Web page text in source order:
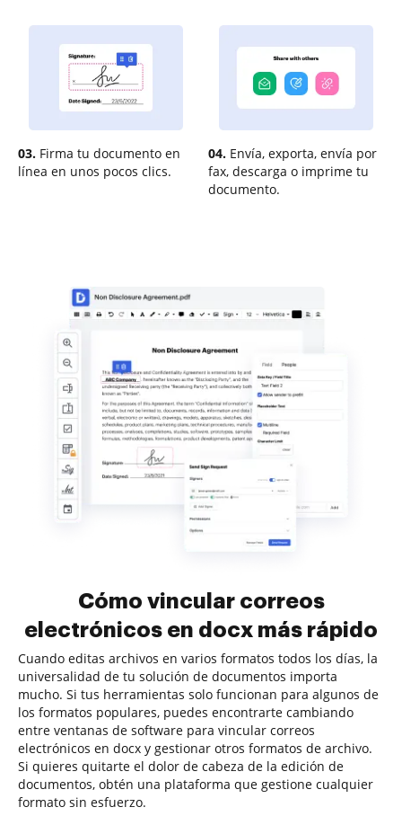
03. Firma tu documento en
línea en unos pocos clics.
04. Envía, exporta, envía por
fax, descarga o imprime tu
documento.
Cómo vincular correos
electrónicos en docx más rápido
Cuando editas archivos en varios formatos todos los días, la
universalidad de tu solución de documentos importa
mucho. Si tus herramientas solo funcionan para algunos de
los formatos populares, puedes encontrarte cambiando
entre ventanas de software para vincular correos
electrónicos en docx y gestionar otros formatos de archivo.
Si quieres quitarte el dolor de cabeza de la edición de
documentos, obtén una plataforma que gestione cualquier
formato sin esfuerzo.